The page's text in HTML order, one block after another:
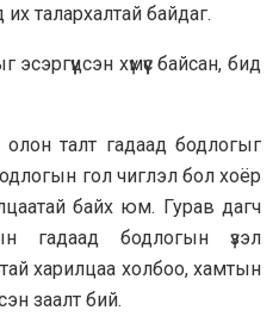
талархалтай байдаг.
хүмүүс байсан, бид
талт гадаад бодлогыг
гол чиглэл бол хоёр
байх юм. Гурав дагч
бодлогын үзэл
харилцаа холбоо, хамтын
заалт бий.